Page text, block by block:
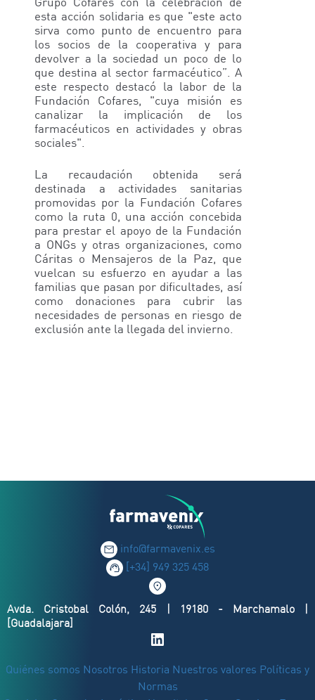
esta acción solidaria es que "este acto
sirva como punto de encuentro para
los socios de la cooperativa y para
devolver a la sociedad un poco de lo
que destina al sector farmacéutico”. A
este respecto destacó la labor de la
Fundación Cofares, "cuya misión es
canalizar la implicación de los
farmacéuticos en actividades y obras
sociales".
La recaudación obtenida será
destinada a actividades sanitarias
promovidas por la Fundación Cofares
como la ruta 0, una acción concebida
para prestar el apoyo de la Fundación
a ONGs y otras organizaciones, como
Cáritas o Mensajeros de la Paz, que
vuelcan su esfuerzo en ayudar a las
familias que pasan por dificultades, así
como donaciones para cubrir las
necesidades de personas en riesgo de
exclusión ante la llegada del invierno.
info@farmavenix.es
[+34] 949 325 458
Avda. Cristobal Colón, 245 | 19180 - Marchamalo |
[Guadalajara]
Quiénes somos Nosotros Historia Nuestros valores Políticas y
Normas